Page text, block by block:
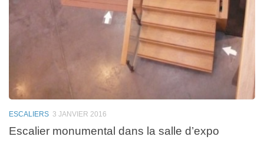
ESCALIERS 3 JANVIER 2016
Escalier monumental dans la salle d’expo